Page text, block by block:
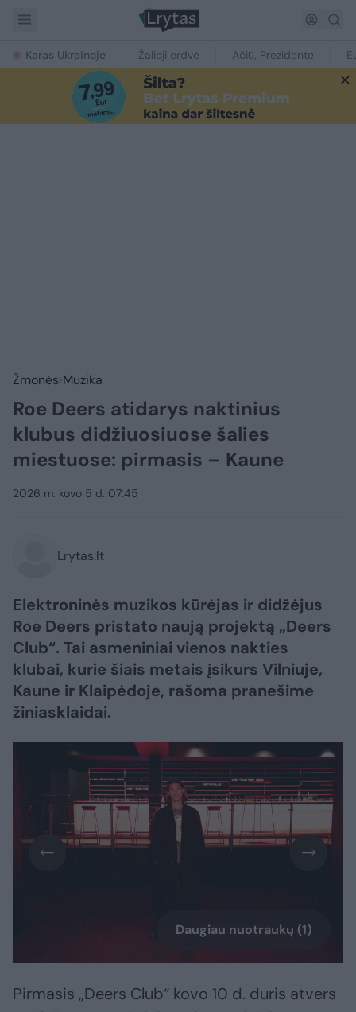
Karas Ukrainoje Žalioji erdvė Ačiū, Prezidente
Žmonės Muzika
Roe Deers atidarys naktinius
klubus didžiuosiuose šalies
miestuose: pirmasis – Kaune
2026 m. kovo 5 d. 07:45
Lrytas.lt
Elektroninės muzikos kūrėjas ir didžėjus
Roe Deers pristato naują projektą „Deers
Club“. Tai asmeniniai vienos nakties
klubai, kurie šiais metais įsikurs Vilniuje,
Kaune ir Klaipėdoje, rašoma pranešime
žiniasklaidai.
Daugiau nuotraukų (1)
Pirmasis „Deers Club“ kovo 10 d. duris atvers